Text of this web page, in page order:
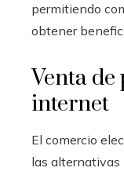
permitiendo
obtener
Venta
internet
El comercio
las alternativas